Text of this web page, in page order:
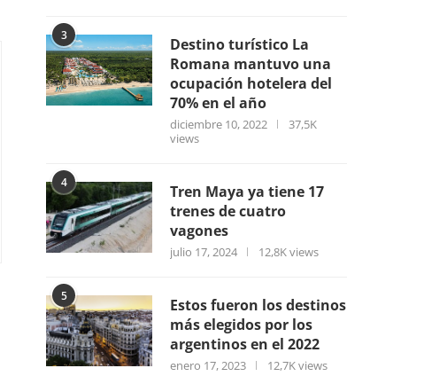
3
Destino turístico La
Romana mantuvo una
ocupación hotelera del
70% en el año
diciembre 10, 2022
37,5K
views
4
Tren Maya ya tiene 17
trenes de cuatro
vagones
julio 17, 2024 12,8K views
5
Estos fueron los destinos
más elegidos por los
argentinos en el 2022
enero 17, 2023 12,7K views